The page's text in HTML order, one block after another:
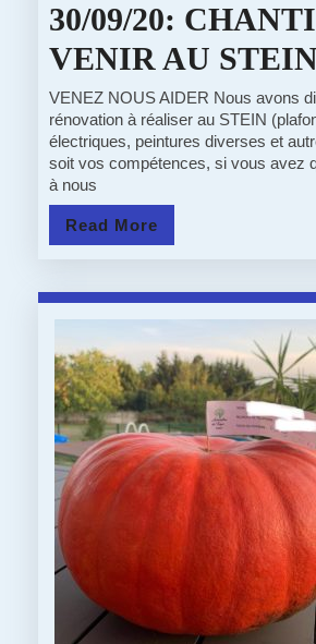
30/09/20:
VENIR AU
VENEZ NOUS AIDER Nous avons divers travaux de
rénovation à réaliser au STEIN
électriques, peintures diverses et
soit vos compétences, si vous avez
à nous
Read More
More